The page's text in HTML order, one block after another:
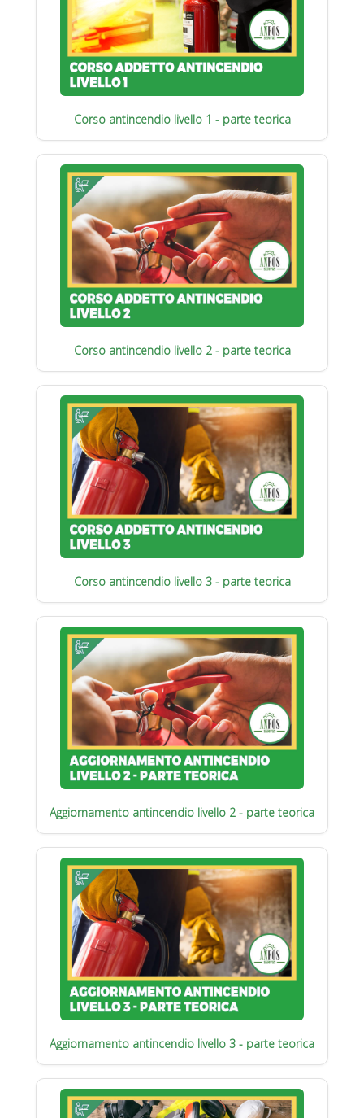
Corso antincendio livello 1 - parte teorica
Corso antincendio livello 2 - parte teorica
Corso antincendio livello 3 - parte teorica
Aggiornamento antincendio livello 2 - parte teorica
Aggiornamento antincendio livello 3 - parte teorica